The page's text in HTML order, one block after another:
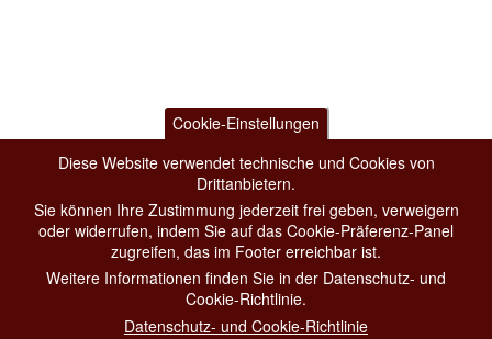
Cookie-Einstellungen
Diese Website verwendet technische und Cookies von
Drittanbietern.
Sie können Ihre Zustimmung jederzeit frei geben, verweigern
oder widerrufen, indem Sie auf das Cookie-Präferenz-Panel
zugreifen, das im Footer erreichbar ist.
Weitere Informationen finden Sie in der Datenschutz- und
Cookie-Richtlinie.
Datenschutz- und Cookie-Richtlinie